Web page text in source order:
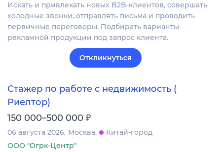
Искать и привлекать новых B2B-клиентов, совершать
холодные звонки, отправлять письма и проводить
первичные переговоры. Подбирать варианты
рекламной продукции под запрос клиента.
Откликнуться
Стажер по работе с недвижимость (
Риелтор)
150 000–500 000 ₽
06 августа 2026 Москва
Китай-город
ООО "Огрк-Центр"